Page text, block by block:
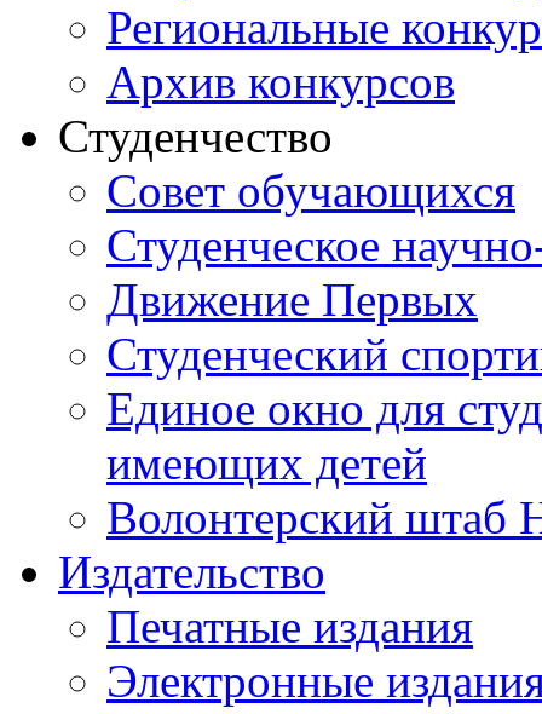
Региональные
Архив конкурсов
Студенчество
Совет обучающихся
Студенческое
Движение Первых
Студенческий
Единое окно для
имеющих детей
Волонтерский штаб
Издательство
Печатные издания
Электронные